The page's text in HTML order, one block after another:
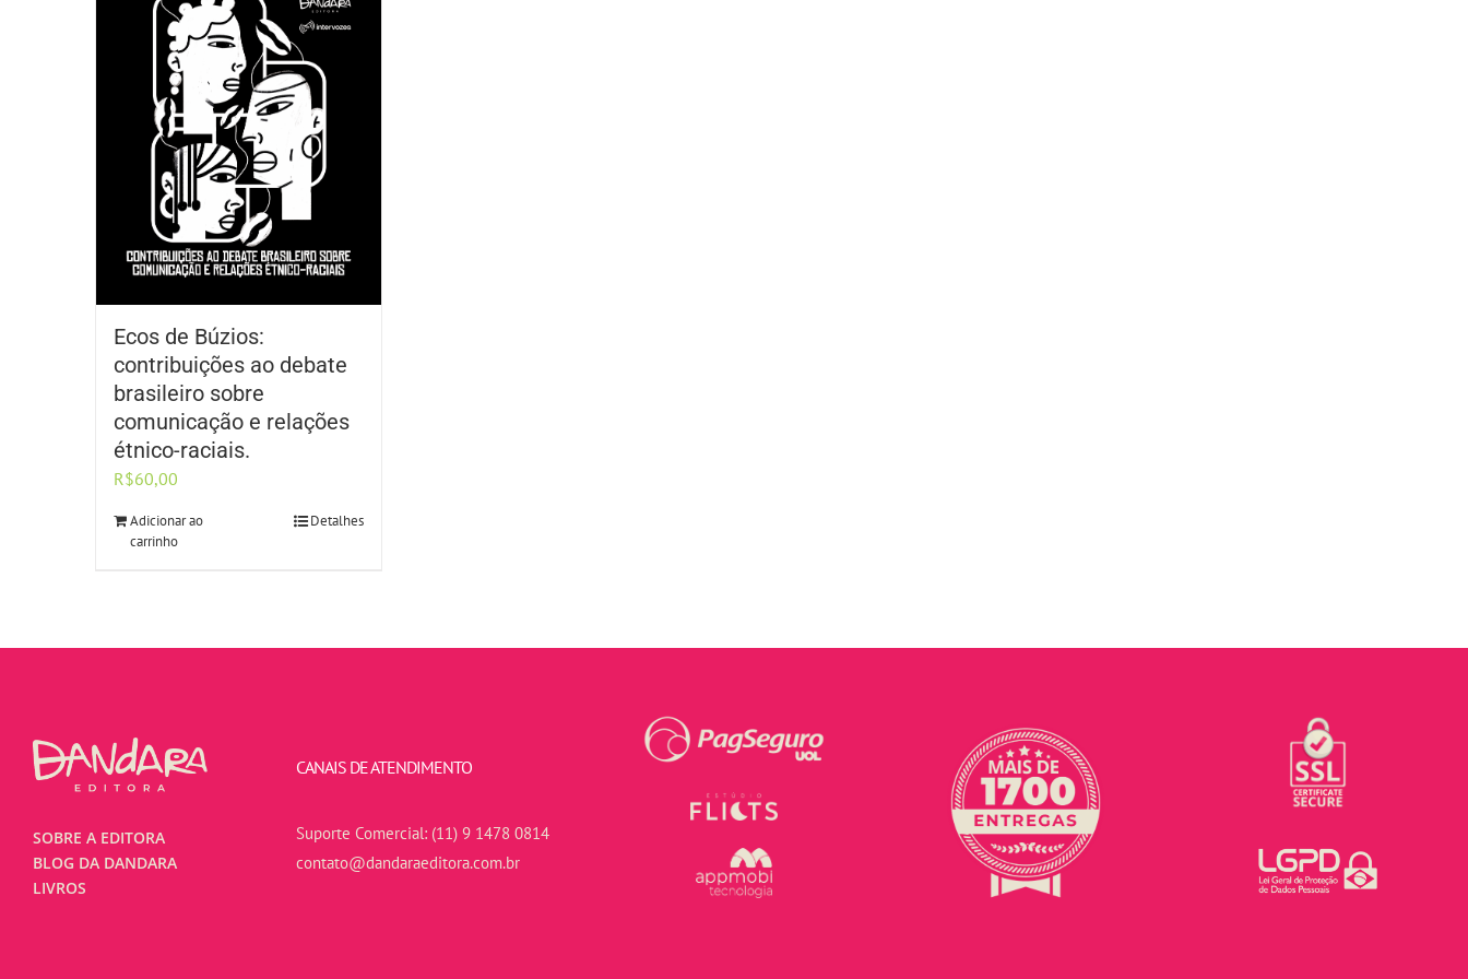
Ecos de Búzios:
contribuições ao debate
brasileiro sobre
comunicação e relações
étnico-raciais.
R$60,00
Adicionar ao
carrinho
Detalhes
SOBRE A EDITORA
BLOG DA DANDARA
LIVROS
CANAIS DE ATENDIMENTO
Suporte Comercial: (11) 9 1478 0814
contato@dandaraeditora.com.br